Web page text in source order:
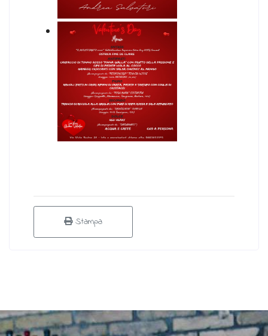
Stampa